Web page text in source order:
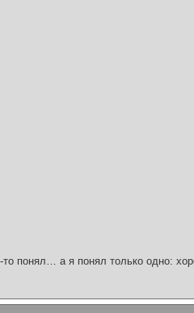
понял… а я понял только одно: